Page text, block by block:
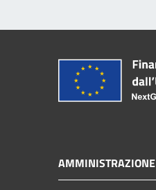
AMMINISTRAZIONE